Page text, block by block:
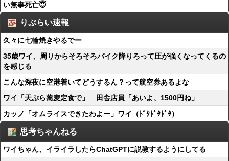
い無事死亡😇
りぷらい速報
久々に七輪焼きやるでー
35歳ワイ、周りからそろそろバイク降りろって圧が強くなってくるの
を感じる
こんな深夜に空港着いてどうするん？って航空券あるよな
ワイ「天ぷら蕎麦定食で」 田舎店員「あいよ、1500円ね」
カッノ「オムライスできたわよー」ワイ（ﾄﾞﾀﾄﾞﾀﾄﾞﾀ）
思考ちゃんねる
ワイちゃん、イライラしたらChatGPTに説教するようにしてる